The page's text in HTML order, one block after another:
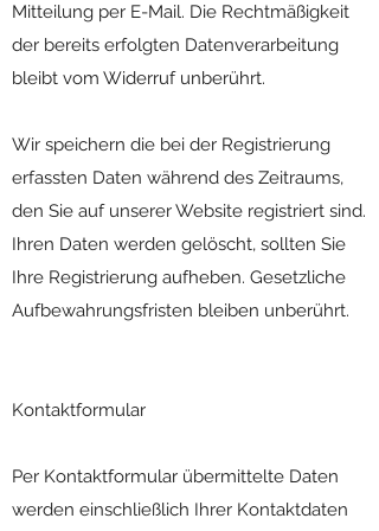
Mitteilung per E-Mail. Die Rechtmäßigkeit
der bereits erfolgten Datenverarbeitung
bleibt vom Widerruf unberührt.
Wir speichern die bei der Registrierung
erfassten Daten während des Zeitraums,
den Sie auf unserer Website registriert sind.
Ihren Daten werden gelöscht, sollten Sie
Ihre Registrierung aufheben. Gesetzliche
Aufbewahrungsfristen bleiben unberührt.
Kontaktformular
Per Kontaktformular übermittelte Daten
werden einschließlich Ihrer Kontaktdaten